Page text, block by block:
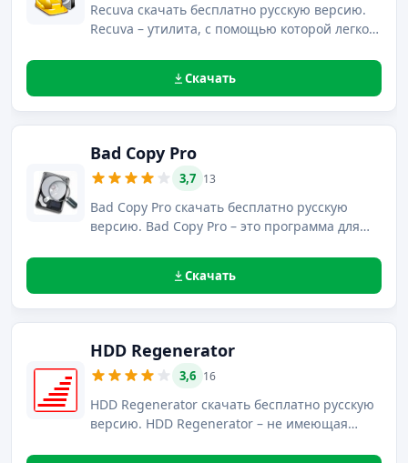
Recuva скачать бесплатно русскую версию.
Recuva – утилита, с помощью которой легко и
также в результате случайного удаления.
Скачать
Bad Copy Pro
3,7 13
Bad Copy Pro скачать бесплатно русскую
версию. Bad Copy Pro – это программа для
всевозможных носителей.
Скачать
HDD Regenerator
3,6 16
HDD Regenerator скачать бесплатно русскую
версию. HDD Regenerator – не имеющая